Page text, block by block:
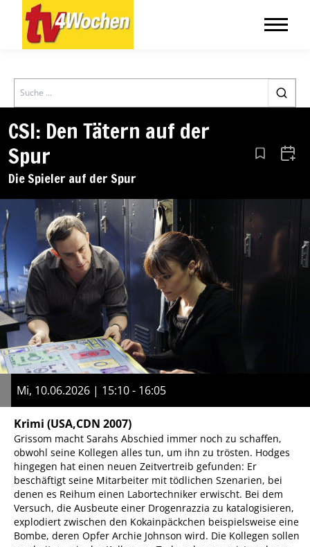
Search
CSI: Den Tätern auf der
Spur
Die Spieler auf der Spur
Aus den
Mi, 10.06.2026 | 15:10 - 16:05
Krimi (USA,CDN 2007)
Grissom macht Sarahs Abschied immer noch zu schaffen,
obwohl seine Kollegen alles tun, um ihn zu trösten. Hodges
hingegen hat einen neuen Zeitvertreib gefunden: Er
beschäftigt seine Mitarbeiter mit tödlichen Szenarien, bei
denen es Reihum einen Labortechniker erwischt. Bei dem
Versuch, die Ausbeute einer Drogenrazzia zu katalogisieren,
explodiert zwischen den Kokainpäckchen beispielsweise eine
Bombe, deren Opfer Archie Johnson wird. Die Kollegen sollen